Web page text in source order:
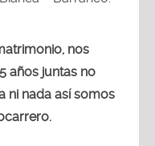
nos
años juntas no
ni nada así somos